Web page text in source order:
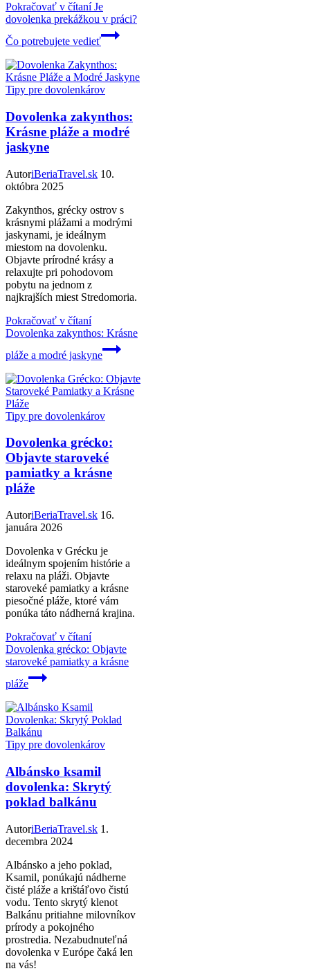
Pokračovať v čítaníJe
dovolenka prekážkou v práci?
Čo potrebujete vedieť
Tipy pre dovolenkárov
Dovolenka zakynthos:
Krásne pláže a modré
jaskyne
AutoriBeriaTravel.sk 10.
októbra 2025
Zakynthos, grécky ostrov s
krásnymi plážami a modrými
jaskynami, je ideálnym
miestom na dovolenku.
Objavte prírodné krásy a
relaxujte pri pohodovom
pobytu na jednom z
najkrajších miest Stredomoria.
Pokračovať v čítaní
Dovolenka zakynthos: Krásne
pláže a modré jaskyne
Tipy pre dovolenkárov
Dovolenka grécko:
Objavte staroveké
pamiatky a krásne
pláže
AutoriBeriaTravel.sk 16.
januára 2026
Dovolenka v Grécku je
ideálnym spojením histórie a
relaxu na pláži. Objavte
staroveké pamiatky a krásne
piesočné pláže, ktoré vám
ponúka táto nádherná krajina.
Pokračovať v čítaní
Dovolenka grécko: Objavte
staroveké pamiatky a krásne
pláže
Tipy pre dovolenkárov
Albánsko ksamil
dovolenka: Skrytý
poklad balkánu
AutoriBeriaTravel.sk 1.
decembra 2024
Albánsko a jeho poklad,
Ksamil, ponúkajú nádherne
čisté pláže a krištáľovo čistú
vodu. Tento skrytý klenot
Balkánu pritiahne milovníkov
prírody a pokojného
prostredia. Nezabudnuteľná
dovolenka v Európe čaká len
na vás!